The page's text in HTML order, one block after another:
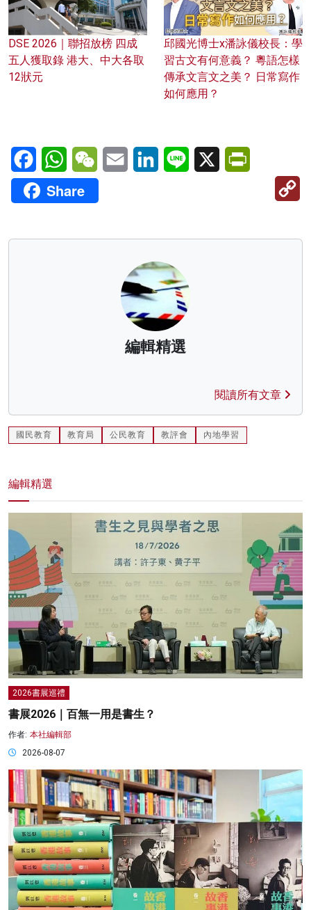
DSE 2026｜聯招放榜 四成
五人獲取錄 港大、中大各取
12狀元
邱國光博士x潘詠儀校長：學
習古文有何意義？ 粵語怎樣
傳承文言文之美？ 日常寫作
如何應用？
FacebookWhatsAppWeChatEmail LinkedInLine X
Share
編輯精選
閱讀所有文章
國民教育 教育局 公民教育 教評會 內地學習
編輯精選
2026書展巡禮
書展2026｜百無一用是書生？
作者: 本社編輯部
2026-08-07